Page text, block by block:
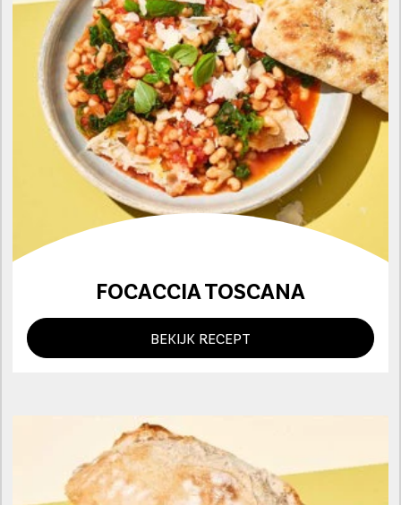
FOCACCIA TOSCANA
BEKIJK RECEPT